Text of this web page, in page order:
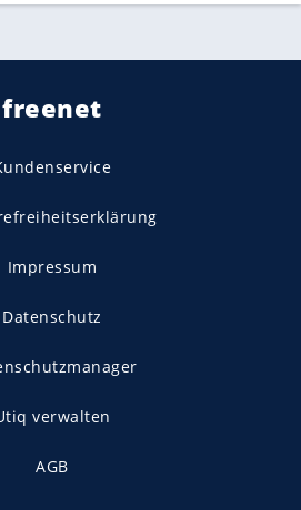
freenet
Impressum
Datenschutz
verwalten
AGB